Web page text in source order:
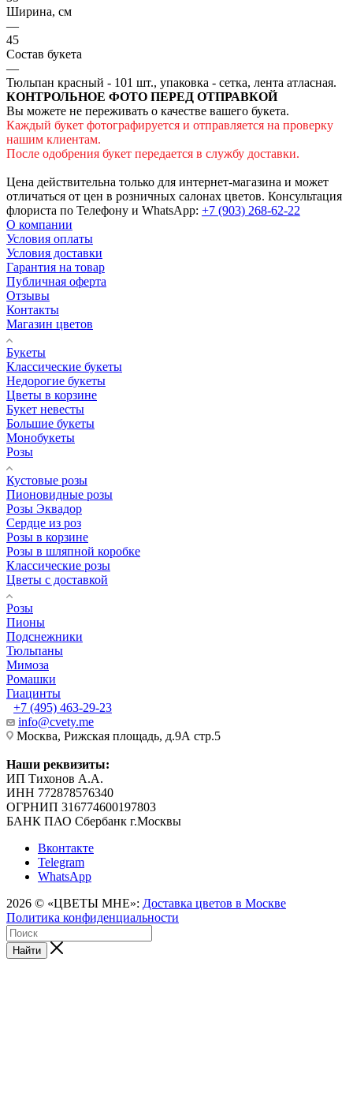
Ширина, см
—
45
Состав букета
—
Тюльпан красный - 101 шт., упаковка - сетка, лента атласная.
КОНТРОЛЬНОЕ ФОТО ПЕРЕД ОТПРАВКОЙ
Вы можете не переживать о качестве вашего букета.
Каждый букет фотографируется и отправляется на проверку
нашим клиентам.
После одобрения букет передается в службу доставки.
Цена действительна только для интернет-магазина и может
отличаться от цен в розничных салонах цветов. Консультация
флориста по Телефону и WhatsApp: +7 (903) 268-62-22
О компании
Условия оплаты
Условия доставки
Гарантия на товар
Публичная оферта
Отзывы
Контакты
Магазин цветов
Букеты
Классические букеты
Недорогие букеты
Цветы в корзине
Букет невесты
Большие букеты
Монобукеты
Розы
Кустовые розы
Пионовидные розы
Розы Эквадор
Сердце из роз
Розы в корзине
Розы в шляпной коробке
Классические розы
Цветы с доставкой
Розы
Пионы
Подснежники
Тюльпаны
Мимоза
Ромашки
Гиацинты
+7 (495) 463-29-23
info@cvety.me
Москва, Рижская площадь, д.9А стр.5
Наши реквизиты:
ИП Тихонов А.А.
ИНН 772878576340
ОГРНИП 316774600197803
БАНК ПАО Сбербанк г.Москвы
Вконтакте
Telegram
WhatsApp
2026 © «ЦВЕТЫ МНЕ»: Доставка цветов в Москве
Политика конфиденциальности
Найти